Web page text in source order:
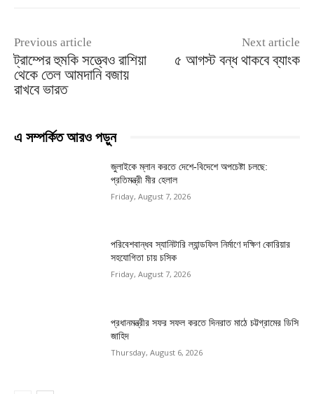
Previous article
ট্রাম্পের হুমকি সত্ত্বেও রাশিয়া
থেকে তেল আমদানি বজায়
রাখবে ভারত
Next article
৫ আগস্ট বন্ধ থাকবে ব্যাংক
এ সম্পর্কিত আরও পড়ুন
জুলাইকে ম্লান করতে দেশে-বিদেশে অপচেষ্টা চলছে:
প্রতিমন্ত্রী মীর হেলাল
Friday, August 7, 2026
পরিবেশবান্ধব স্যানিটারি ল্যান্ডফিল নির্মাণে দক্ষিণ কোরিয়ার
সহযোগিতা চায় চসিক
Friday, August 7, 2026
প্রধানমন্ত্রীর সফর সফল করতে দিনরাত মাঠে চট্টগ্রামের ডিসি
জাহিদ
Thursday, August 6, 2026